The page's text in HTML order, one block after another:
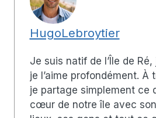
HugoLebroytier
Je suis natif de l’Île de
je l’aime profondément. À
je partage simplement ce
cœur de notre île avec